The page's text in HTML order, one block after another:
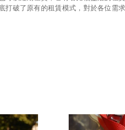
破了原有的租賃模式，對於各位需